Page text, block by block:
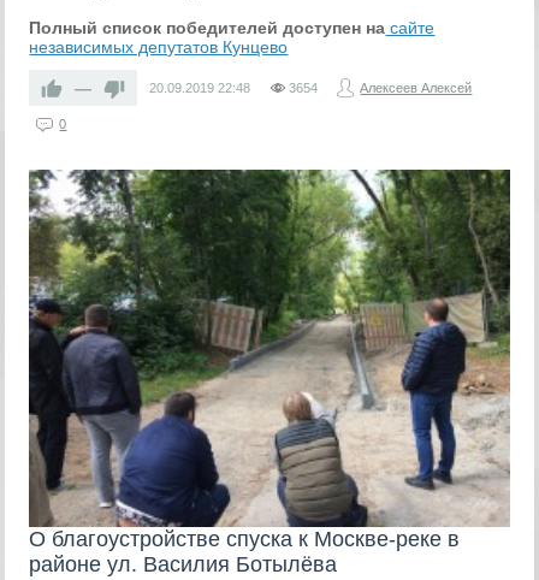
Полный список победителей доступен на сайте
независимых депутатов Кунцево
— 20.09.2019 22:48 3654 Алексеев Алексей
0
О благоустройстве спуска к Москве-реке в
районе ул. Василия Ботылёва